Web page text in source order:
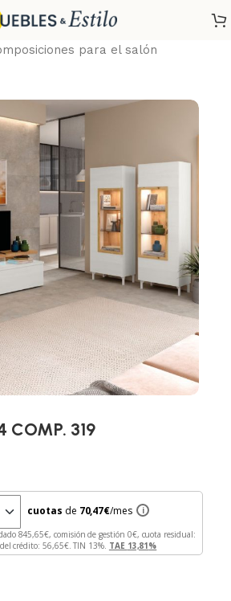
para el salón
COMP. 319
cuotas de 70,47€/mes i
845,65 €, comisión de gestión 0
€, cuota residual:
del crédito: 56,65€. TIN 13%. TAE 13,81%